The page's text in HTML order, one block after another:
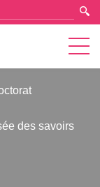
des savoirs